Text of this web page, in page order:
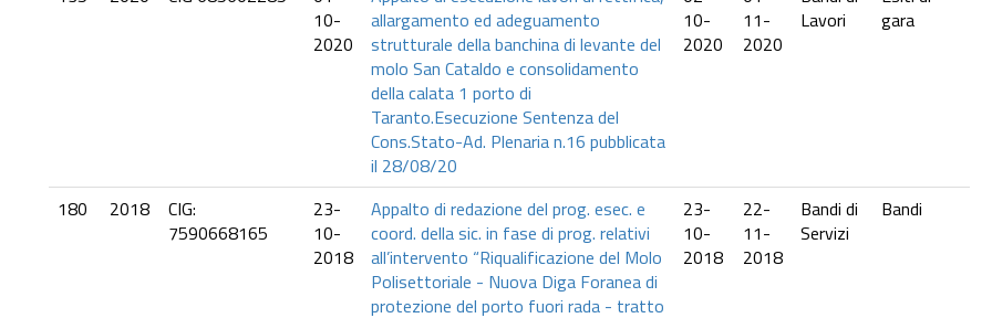
10-
2020
allargamento ed adeguamento
strutturale della banchina di levante del
molo San Cataldo e consolidamento
della calata 1 porto di
Taranto.Esecuzione Sentenza del
Cons.Stato-Ad. Plenaria n.16 pubblicata
il 28/08/20
10-
2020
11-
2020
Lavori
gara
180 2018
CIG:
7590668165
23-
10-
2018
Appalto di redazione del prog. esec. e
coord. della sic. in fase di prog. relativi
all’intervento “Riqualificazione del Molo
Polisettoriale - Nuova Diga Foranea di
protezione del porto fuori rada - tratto
23-
10-
2018
22-
11-
2018
Bandi di
Servizi
Bandi